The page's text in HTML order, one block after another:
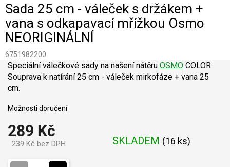
Sada 25 cm - váleček s držákem +
vana s odkapavací mřížkou Osmo
NEORIGINÁLNÍ
6751982200
289 Kč
239 Kč bez DPH SKLADEM (16 ks)
Možnosti doručení
Speciální válečkové sady na našení nátěru OSMO COLOR.
Souprava k natírání 25 cm - váleček mirkofáze + vana 25
cm.